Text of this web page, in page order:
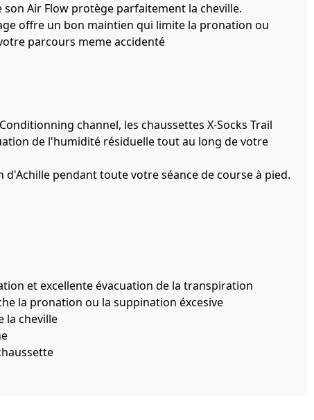
Air Flow protège parfaitement la cheville.
offre un bon maintien qui limite la pronation ou
parcours meme accidenté
channel, les chaussettes X-Socks Trail
de l'humidité résiduelle tout au long de votre
d'Achille pendant toute votre séance de course à pied.
et excellente évacuation de la transpiration
la pronation ou la suppination éxcesive
la cheville